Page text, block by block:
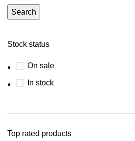
Stock status
On sale
In stock
Top rated products
Search